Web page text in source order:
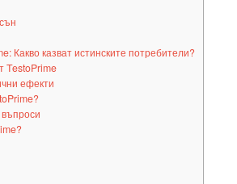
Какво казват истинските потребители?
TestoPrime
ефекти